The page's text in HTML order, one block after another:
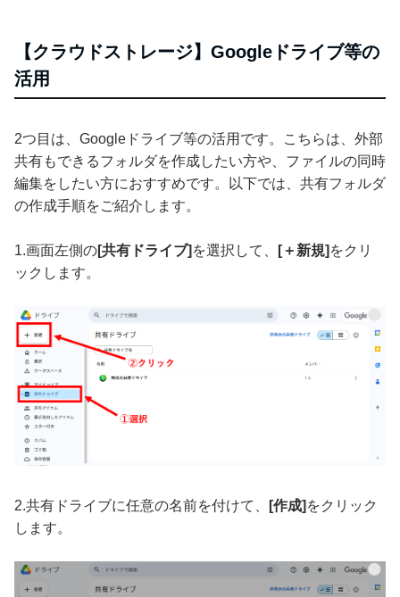
【クラウドストレージ】Googleドライブ等の
活用
2つ目は、Googleドライブ等の活用です。こちらは、外部
共有もできるフォルダを作成したい方や、ファイルの同時
編集をしたい方におすすめです。以下では、共有フォルダ
の作成手順をご紹介します。
1.画面左側の[共有ドライブ] を選択して、 [＋新規] をクリ
ックします。
2.共有ドライブに任意の名前を付けて、 [作成] をクリック
します。